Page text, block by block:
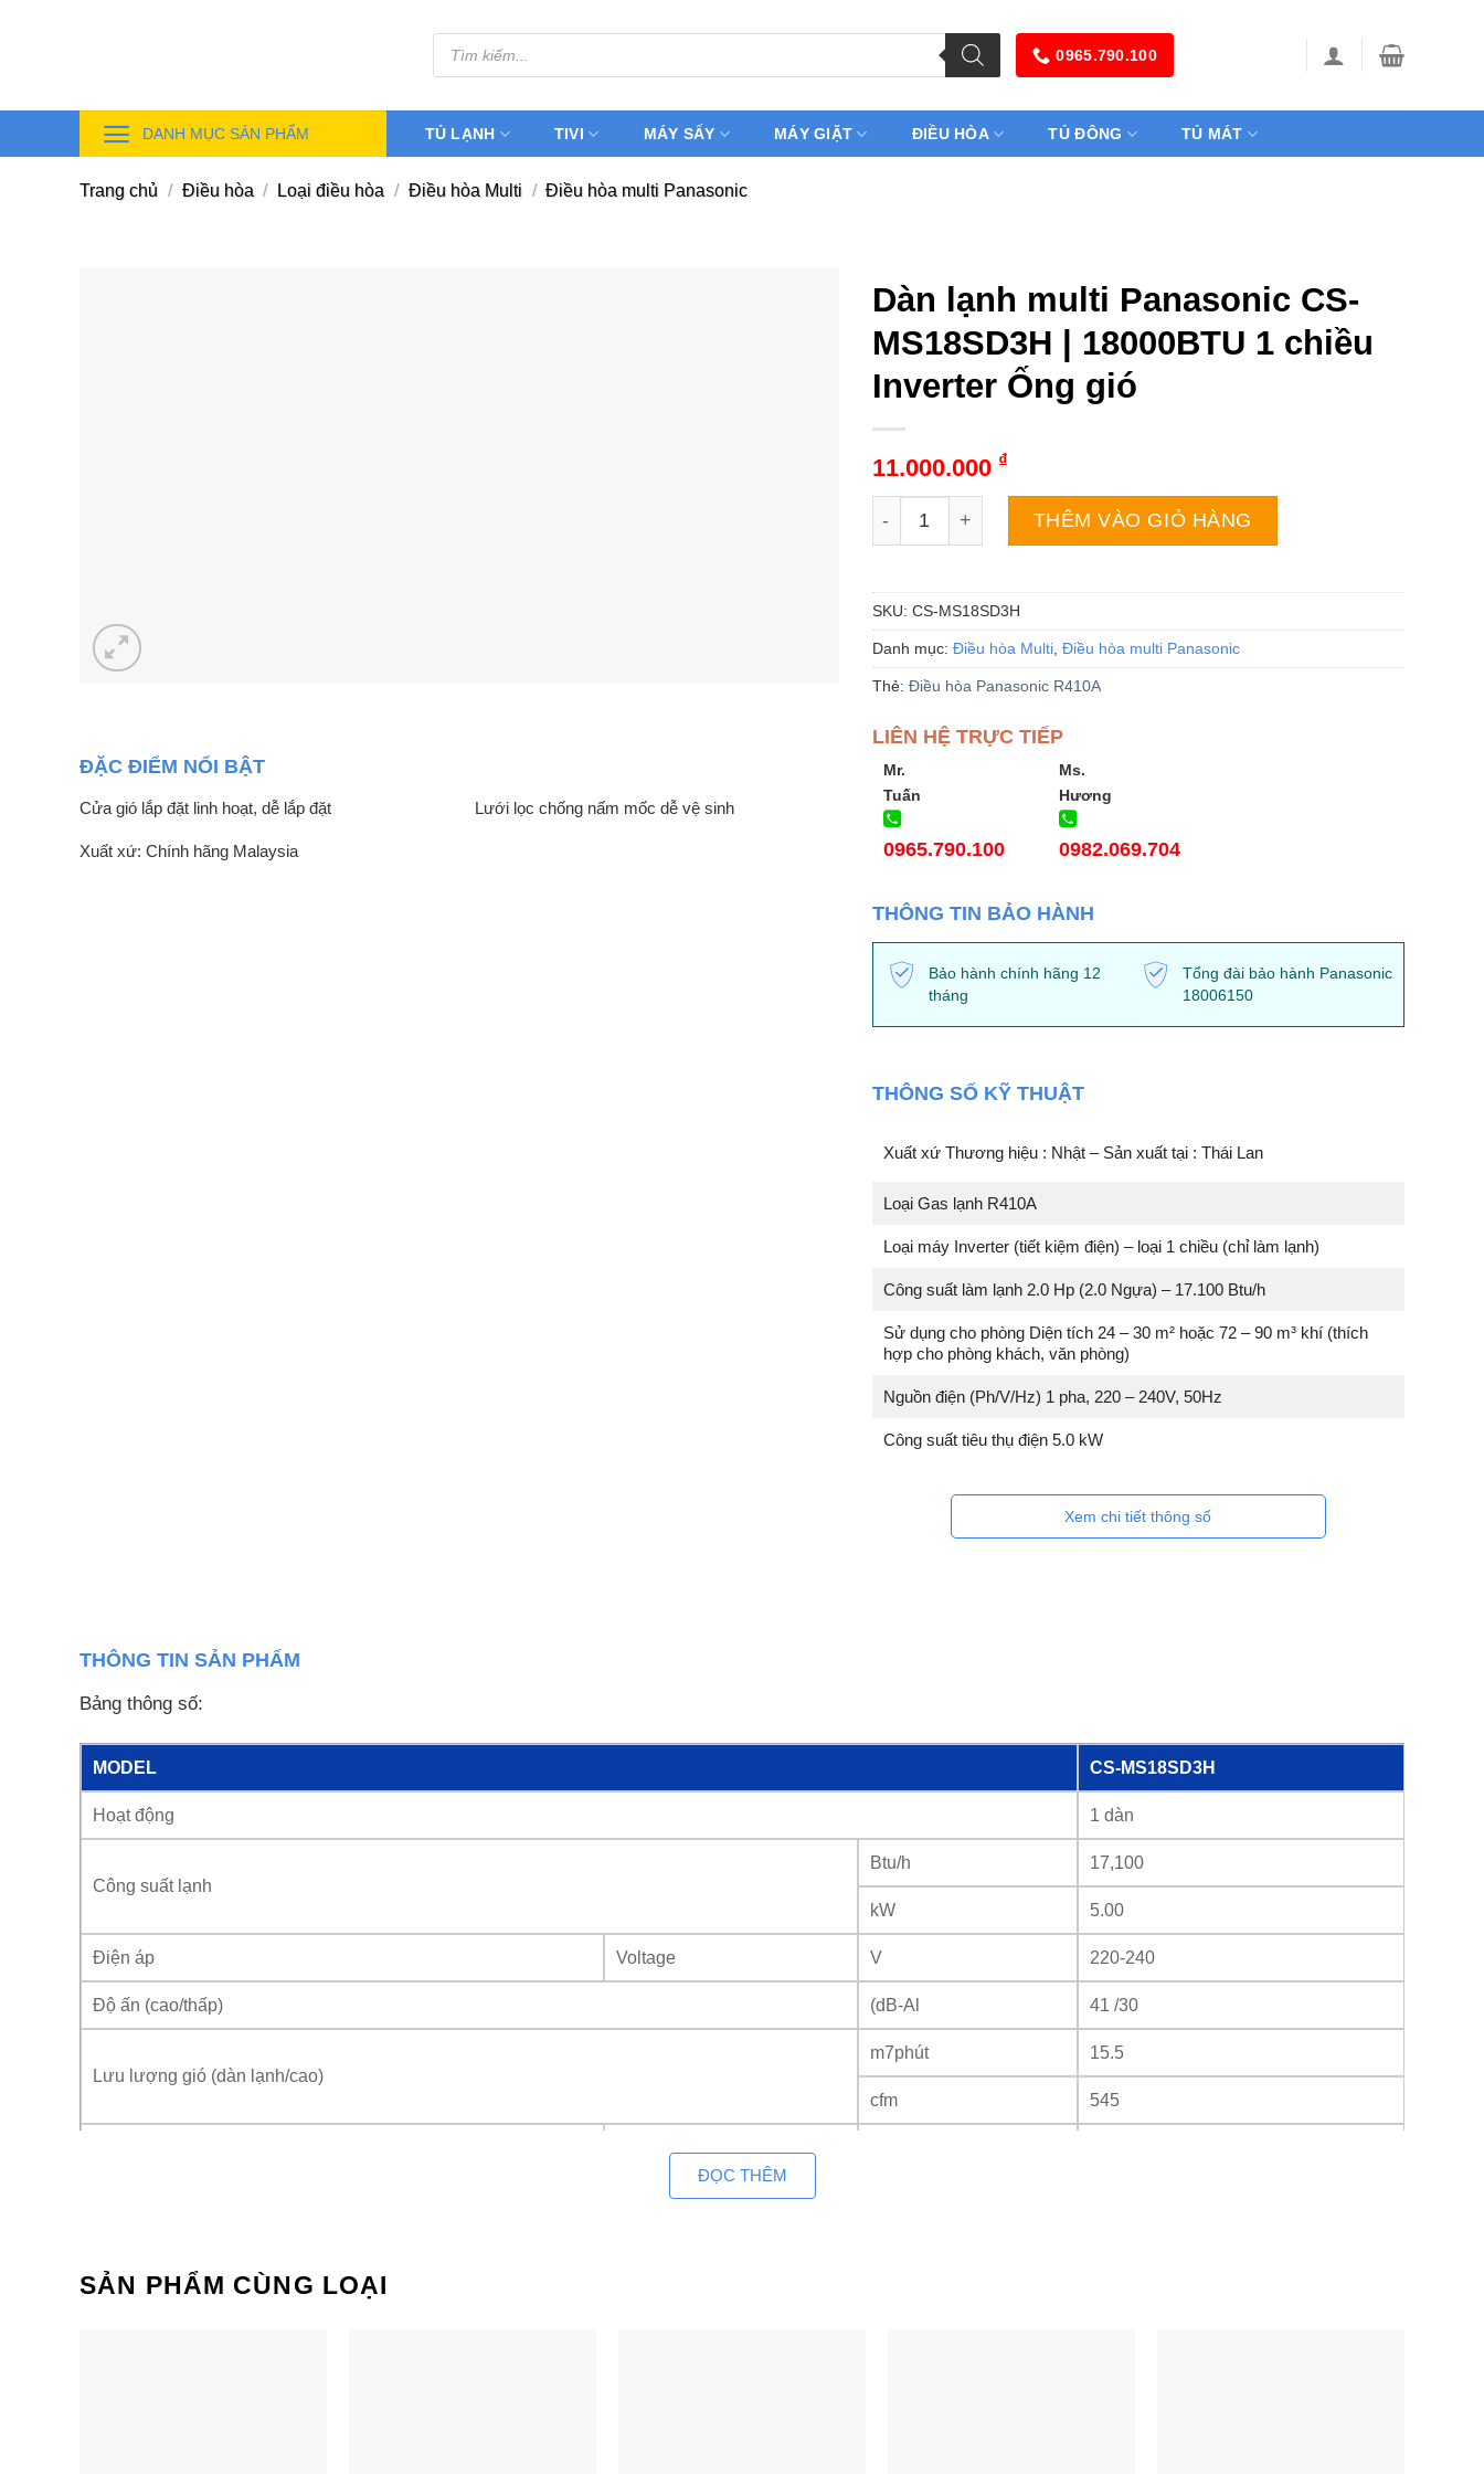
Tìm
kiếm
sản
0965.790.100
DANH MỤC SẢN PHẨM TỦ LẠNH TIVI MÁY SẤY MÁY GIẶT ĐIỀU HÒA TỦ ĐÔNG TỦ MÁT
Trang chủ / Điều hòa / Loại điều hòa / Điều hòa Multi / Điều hòa multi Panasonic
ĐẶC ĐIỂM NỔI BẬT
Cửa gió lắp đặt linh hoạt, dễ lắp đặt Lưới lọc chống nấm mốc dễ vệ sinh
Xuất xứ: Chính hãng Malaysia
Dàn lạnh multi Panasonic CS-
MS18SD3H | 18000BTU 1 chiều
Inverter Ống gió
11.000.000 ₫
Dàn lạnh multi Panasonic CS-MS18SD3H | 18000BTU 1 chiều Inverter
THÊM VÀO GIỎ HÀNG
SKU: CS-MS18SD3H
Danh mục: Điều hòa Multi, Điều hòa multi Panasonic
Thẻ: Điều hòa Panasonic R410A
LIÊN HỆ TRỰC TIẾP
Mr.
Tuấn
0965.790.100
Ms.
Hương
0982.069.704
THÔNG TIN BẢO HÀNH
Bảo hành chính hãng 12
tháng
Tổng đài bảo hành Panasonic
18006150
THÔNG SỐ KỸ THUẬT
Xuất xứ Thương hiệu : Nhật – Sản xuất tại : Thái Lan
Loại Gas lạnh R410A
Loại máy Inverter (tiết kiệm điện) – loại 1 chiều (chỉ làm lạnh)
Công suất làm lạnh 2.0 Hp (2.0 Ngựa) – 17.100 Btu/h
Sử dụng cho phòng Diện tích 24 – 30 m² hoặc 72 – 90 m³ khí (thích
hợp cho phòng khách, văn phòng)
Nguồn điện (Ph/V/Hz) 1 pha, 220 – 240V, 50Hz
Công suất tiêu thụ điện 5.0 kW
Xem chi tiết thông số
THÔNG TIN SẢN PHẨM
Bảng thông số:
MODEL CS-MS18SD3H
Hoạt động 1 dàn
Công suất lạnh
Btu/h 17,100
kW 5.00
Điện áp Voltage V 220-240
Độ ấn (cao/thấp) (dB-Al 41 /30
Lưu lượng gió (dàn lạnh/cao)
m7phút 15.5
cfm 545
Khối lượng
ĐỌC THÊM
SẢN PHẨM CÙNG LOẠI